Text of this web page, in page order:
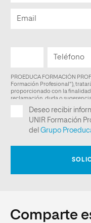
Comparte